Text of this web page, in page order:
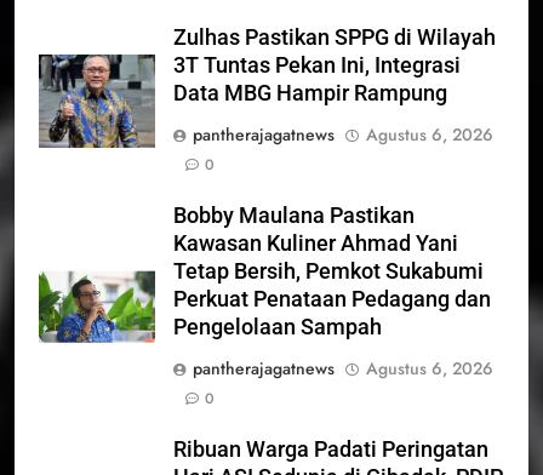
Zulhas Pastikan SPPG di Wilayah
3T Tuntas Pekan Ini, Integrasi
Data MBG Hampir Rampung
pantherajagatnews
Agustus 6, 2026
0
Bobby Maulana Pastikan
Kawasan Kuliner Ahmad Yani
Tetap Bersih, Pemkot Sukabumi
Perkuat Penataan Pedagang dan
Pengelolaan Sampah
pantherajagatnews
Agustus 6, 2026
0
Ribuan Warga Padati Peringatan